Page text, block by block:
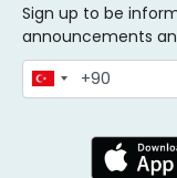
Sign up to be
announcements